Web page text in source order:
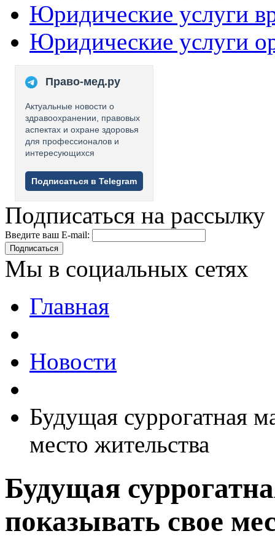
Юридические услуги
Юридические услуги
Право-мед.ру
Актуальные новости о
здравоохранении, правовых
аспектах и охране здоровья
для профессионалов и
интересующихся
Подписаться в Telegram
Подписаться на рассылку
Введите ваш E-mail:
Подписаться
Мы в социальных сетях
Главная
Новости
Будущая суррогатная
место жительства
Будущая
показывать свое